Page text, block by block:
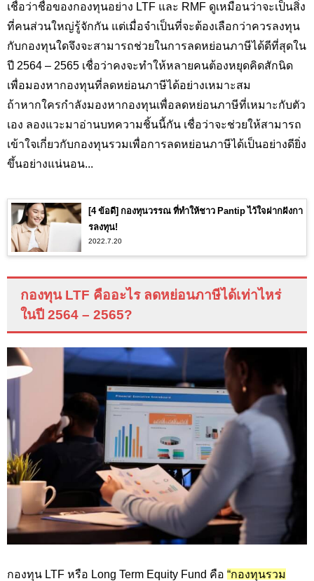
เชื่อว่าชื่อของกองทุนอย่าง LTF และ RMF ดูเหมือนว่าจะเป็นสิ่ง
ที่คนส่วนใหญ่รู้จักกัน แต่เมื่อจำเป็นที่จะต้องเลือกว่าควรลงทุน
กับกองทุนใดจึงจะสามารถช่วยในการลดหย่อนภาษีได้ดีที่สุดใน
ปี 2564 – 2565 เชื่อว่าคงจะทำให้หลายคนต้องหยุดคิดสักนิด
เพื่อมองหากองทุนที่ลดหย่อนภาษีได้อย่างเหมาะสม
ถ้าหากใครกำลังมองหากองทุนเพื่อลดหย่อนภาษีที่เหมาะกับตัว
เอง ลองแวะมาอ่านบทความชิ้นนี้กัน เชื่อว่าจะช่วยให้สามารถ
เข้าใจเกี่ยวกับกองทุนรวมเพื่อการลดหย่อนภาษีได้เป็นอย่างดียิ่ง
ขึ้นอย่างแน่นอน...
[4 ข้อดี] กองทุนวรรณ ที่ทำให้ชาว Pantip ไว้ใจฝากฝังกา
รลงทุน!
2022.7.20
กองทุน LTF คืออะไร ลดหย่อนภาษีได้เท่าไหร่
ในปี 2564 – 2565?
กองทุน LTF หรือ Long Term Equity Fund คือ “กองทุนรวม